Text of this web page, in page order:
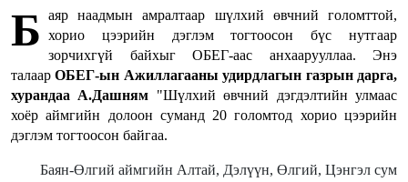
Б аяр наадмын амралтаар шүлхий өвчний голомттой,
хорио цээрийн дэглэм тогтоосон бүс нутгаар
зорчихгүй байхыг ОБЕГ-аас анхаарууллаа. Энэ
талаарОБЕГ-ын Ажиллагааны удирдлагын газрын дарга,
хурандаа А.Дашням "Шүлхий өвчний дэгдэлтийн улмаас
хоёр аймгийн долоон суманд 20 голомтод хорио цээрийн
дэглэм тогтоосон байгаа.
Баян-Өлгий аймгийн Алтай, Дэлүүн, Өлгий, Цэнгэл сум